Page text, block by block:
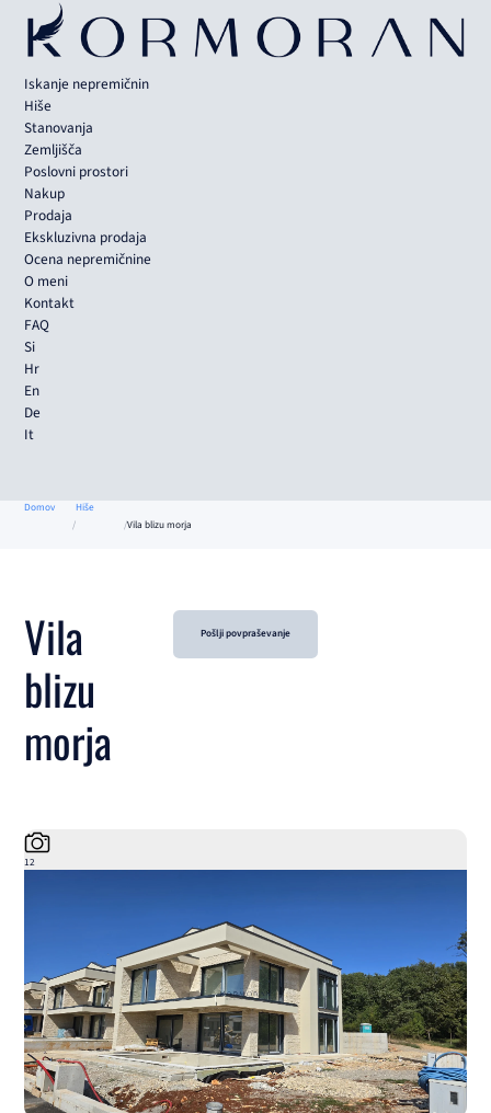
Iskanje nepremičnin
Hiše
Stanovanja
Zemljišča
Poslovni prostori
Nakup
Prodaja
Ekskluzivna prodaja
Ocena nepremičnine
O meni
Kontakt
FAQ
Si
Hr
En
De
It
Domov
Hiše
Vila blizu morja
Vila
blizu
morja
Pošlji povpraševanje
12